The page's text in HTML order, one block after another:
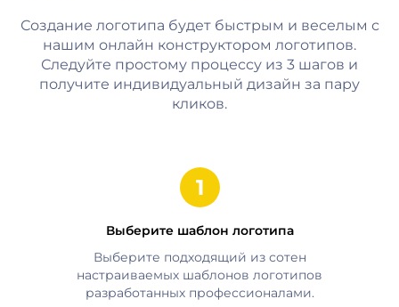
Создание логотипа будет быстрым и веселым с
нашим онлайн конструктором логотипов.
Следуйте простому процессу из 3 шагов и
получите индивидуальный дизайн за пару
кликов.
Выберите шаблон логотипа
Выберите подходящий из сотен
настраиваемых шаблонов логотипов
разработанных профессионалами.